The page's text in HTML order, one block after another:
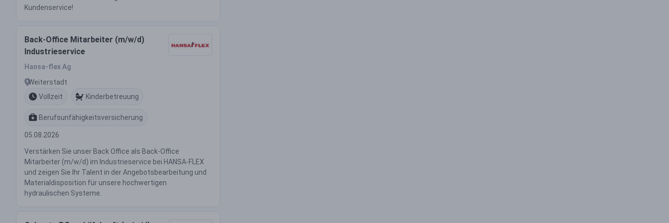
Kundenservice!
Back-Office Mitarbeiter (m/w/d)
Industrieservice
Hansa-flex Ag
Weiterstadt
Vollzeit
Kinderbetreuung
Berufsunfähigkeitsversicherung
05.08.2026
Verstärken Sie unser Back Office als Back-Office
Mitarbeiter (m/w/d) im Industrieservice bei HANSA-FLEX
und zeigen Sie Ihr Talent in der Angebotsbearbeitung und
Materialdisposition für unsere hochwertigen
hydraulischen Systeme.